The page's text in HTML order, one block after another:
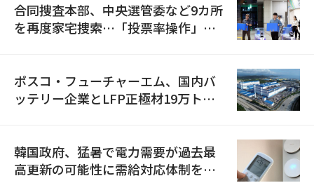
合同捜査本部、中央選管委など9カ所
を再度家宅捜索…「投票率操作」の
ポスコ・フューチャーエム、国内バ
ッテリー企業とLFP正極材19万トン
韓国政府、猛暑で電力需要が過去最
高更新の可能性に需給対応体制を点